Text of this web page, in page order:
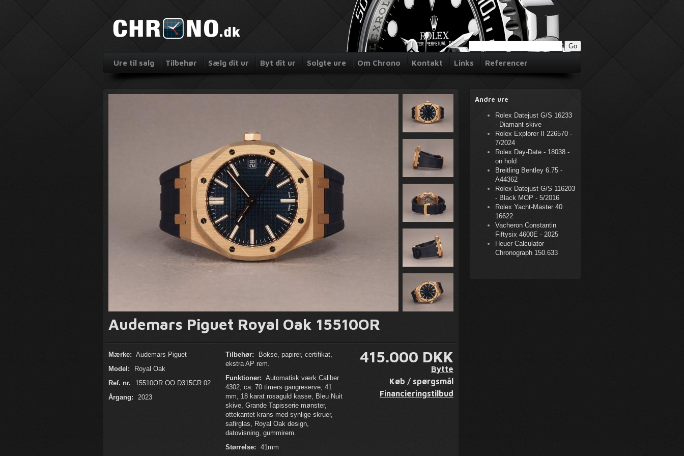
Ure til salg Tilbehør Sælg dit ur Byt dit ur Solgte ure Om Chrono Kontakt Links Referencer
Audemars Piguet Royal Oak 15510OR
Mærke: Audemars Piguet
Model:
Royal Oak
Ref. nr.
15510OR.OO.D315CR.02
Årgang:
2023
Tilbehør:
Bokse, papirer, certifikat,
ekstra AP rem.
Funktioner: Automatisk værk Caliber
4302, ca. 70 timers gangreserve, 41
mm, 18 karat rosaguld kasse, Bleu Nuit
skive, Grande Tapisserie mønster,
ottekantet krans med synlige skruer,
safirglas, Royal Oak design,
datovisning, gummirem.
Størrelse:
41mm
415.000 DKK
Bytte
Køb / spørgsmål
Financieringstilbud
Andre ure
Rolex Datejust G/S 16233
- Diamant skive
Rolex Explorer II 226570 -
7/2024
Rolex Day-Date - 18038 -
on hold
Breitling Bentley 6.75 -
A44362
Rolex Datejust G/S 116203
- Black MOP - 5/2016
Rolex Yacht-Master 40
16622
Vacheron Constantin
Fiftysix 4600E - 2025
Heuer Calculator
Chronograph 150.633